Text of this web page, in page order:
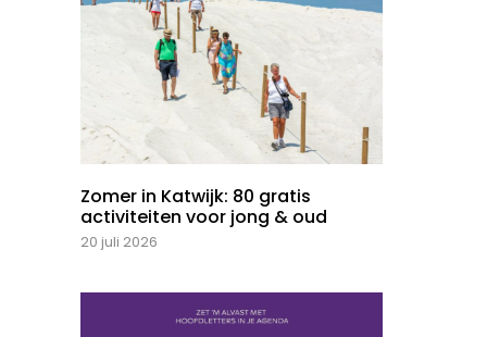
Zomer in Katwijk: 80 gratis
activiteiten voor jong & oud
20 juli 2026